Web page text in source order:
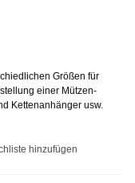
Größen für
einer Mützen-
Kettenanhänger usw.
hinzufügen